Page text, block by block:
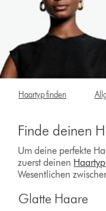
Haartyp finden
Finde deinen
Um deine perfekte
zuerst deinen
Wesentlichen
Glatte Haare